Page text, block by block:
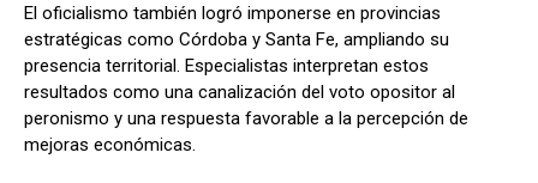
El oficialismo también logró imponerse en provincias
estratégicas como Córdoba y Santa Fe, ampliando su
presencia territorial. Especialistas interpretan estos
resultados como una canalización del voto opositor al
peronismo y una respuesta favorable a la percepción de
mejoras económicas.